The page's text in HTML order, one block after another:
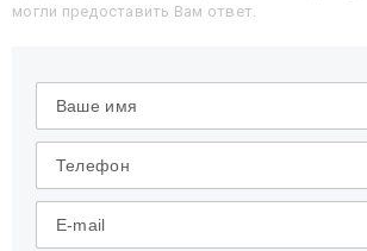
могли предоставить Вам ответ.